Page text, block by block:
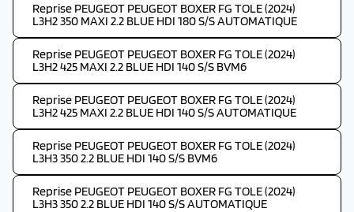
Reprise PEUGEOT PEUGEOT BOXER FG TOLE (2024)
L3H2 350 MAXI 2.2 BLUE HDI 180 S/S AUTOMATIQUE
Reprise PEUGEOT PEUGEOT BOXER FG TOLE (2024)
L3H2 425 MAXI 2.2 BLUE HDI 140 S/S BVM6
Reprise PEUGEOT PEUGEOT BOXER FG TOLE (2024)
L3H2 425 MAXI 2.2 BLUE HDI 140 S/S AUTOMATIQUE
Reprise PEUGEOT PEUGEOT BOXER FG TOLE (2024)
L3H3 350 2.2 BLUE HDI 140 S/S BVM6
Reprise PEUGEOT PEUGEOT BOXER FG TOLE (2024)
L3H3 350 2.2 BLUE HDI 140 S/S AUTOMATIQUE